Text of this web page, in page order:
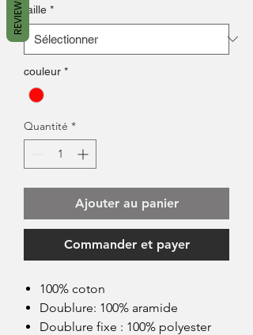
taille *
couleur *
Quantité *
Ajouter au panier
Commander et payer
100% coton
Doublure: 100% aramide
Doublure fixe : 100% polyester
REVIEWS